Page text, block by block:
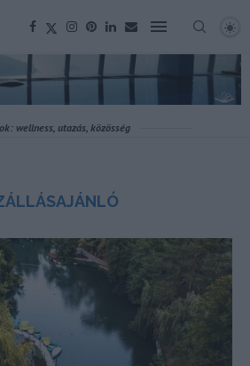
wellness, utazás, közösség